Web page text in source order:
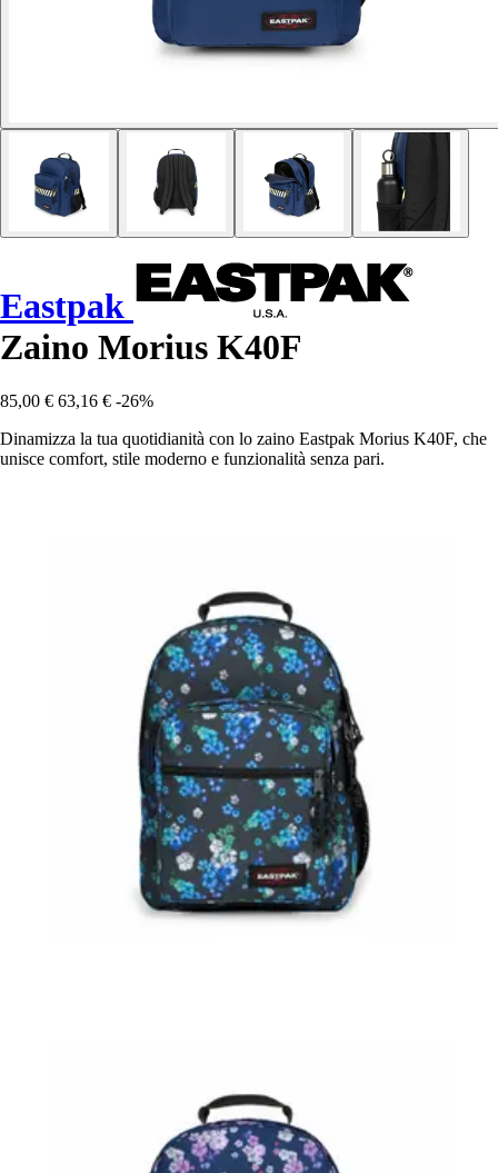
Eastpak
Zaino Morius K40F
85,00 € 63,16 € -26%
Dinamizza la tua quotidianità con lo zaino Eastpak Morius K40F, che
unisce comfort, stile moderno e funzionalità senza pari.